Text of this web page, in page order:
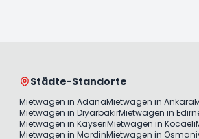
Städte-Standorte
Mietwagen in AdanaMietwagen in Ankara
Mietwagen in DiyarbakırMietwagen in
Mietwagen in KayseriMietwagen in Kocaeli
Mietwagen in MardinMietwagen in